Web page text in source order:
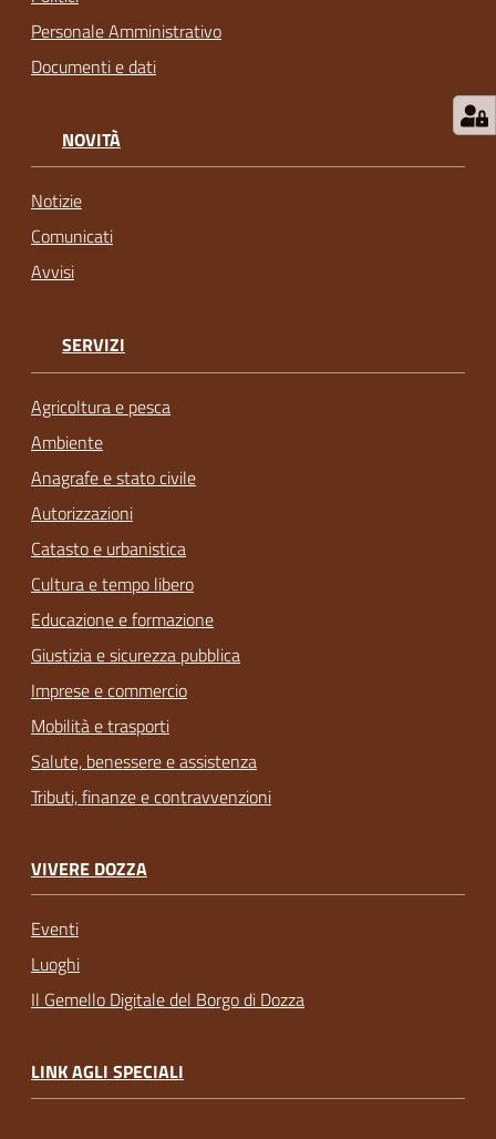
Personale Amministrativo
Documenti e dati
NOVITÀ
Notizie
Comunicati
Avvisi
SERVIZI
Agricoltura e pesca
Ambiente
Anagrafe e stato civile
Autorizzazioni
Catasto e urbanistica
Cultura e tempo libero
Educazione e formazione
Giustizia e sicurezza pubblica
Imprese e commercio
Mobilità e trasporti
Salute, benessere e assistenza
Tributi, finanze e contravvenzioni
VIVERE DOZZA
Eventi
Luoghi
Il Gemello Digitale del Borgo di Dozza
LINK AGLI SPECIALI